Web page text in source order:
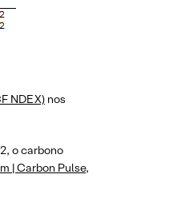
NDEX) nos
o carbono
| Carbon Pulse,